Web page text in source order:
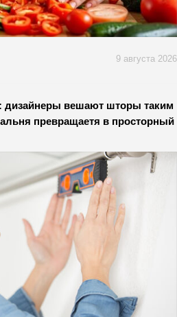
9 августа 2026
вешают шторы таким
превращаетя в просторный